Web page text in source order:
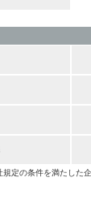
定の条件を満たした